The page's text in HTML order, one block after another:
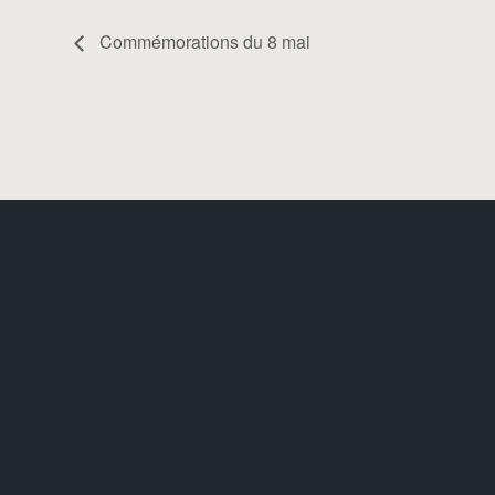
Commémorations du 8 mai